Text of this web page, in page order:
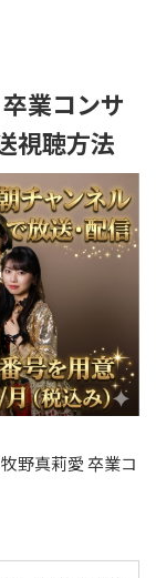
業コンサ
視聴方法
野真莉愛 卒業コ